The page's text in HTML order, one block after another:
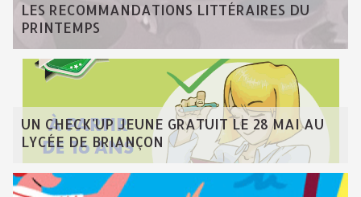
LES RECOMMANDATIONS LITTÉRAIRES DU
PRINTEMPS
UN CHECK'UP JEUNE GRATUIT LE 28 MAI AU
LYCÉE DE BRIANÇON